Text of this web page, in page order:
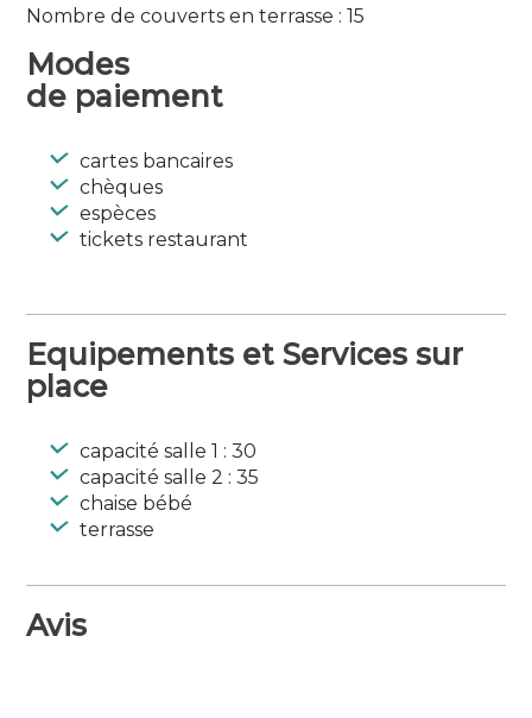
Langues parlées : Anglais
Nombre de couverts en terrasse : 15
Modes
de paiement
cartes bancaires
chèques
espèces
tickets restaurant
Equipements et Services sur
place
capacité salle 1 : 30
capacité salle 2 : 35
chaise bébé
terrasse
Avis